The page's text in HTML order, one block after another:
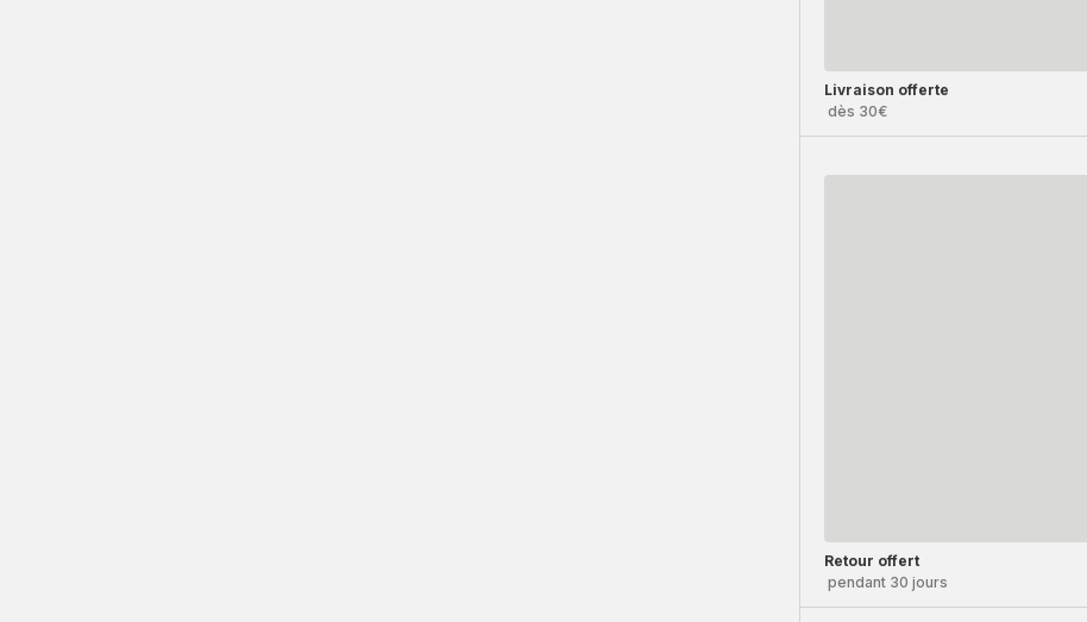
Livraison offerte
dès 30€
Retour offert
pendant 30 jours